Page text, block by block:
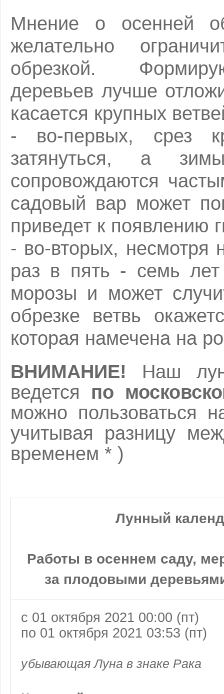
Мнение о осенней
желательно
обрезкой.
деревьев лучше
касается крупных
- во-первых, срез
затянуться, а
сопровождаются
садовый вар может
приведет к появлению
- во-вторых, несмотря
раз в пять - семь
морозы и может
обрезке ветвь
которая намечена на
ВНИМАНИЕ! Наш
ведется по
можно пользоваться
учитывая разницу
временем * )
Лунный
Работы в осеннем саду,
за плодовыми
с 01 октября 2021 00:00 (пт)
по 01 октября 2021 03:53 (пт)
убывающая Луна в знаке Рака